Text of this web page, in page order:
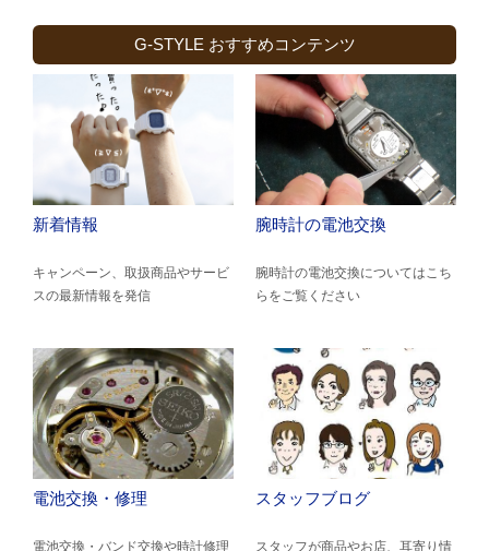
G-STYLE おすすめコンテンツ
新着情報
キャンペーン、取扱商品やサービ
スの最新情報を発信
腕時計の電池交換
腕時計の電池交換についてはこち
らをご覧ください
電池交換・修理
電池交換・バンド交換や時計修理
スタッフブログ
スタッフが商品やお店、耳寄り情